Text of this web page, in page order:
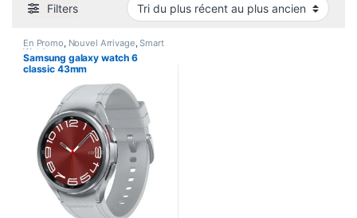
Filters
En Promo, Nouvel Arrivage,Smart
Watch
Samsung galaxy watch 6
classic 43mm